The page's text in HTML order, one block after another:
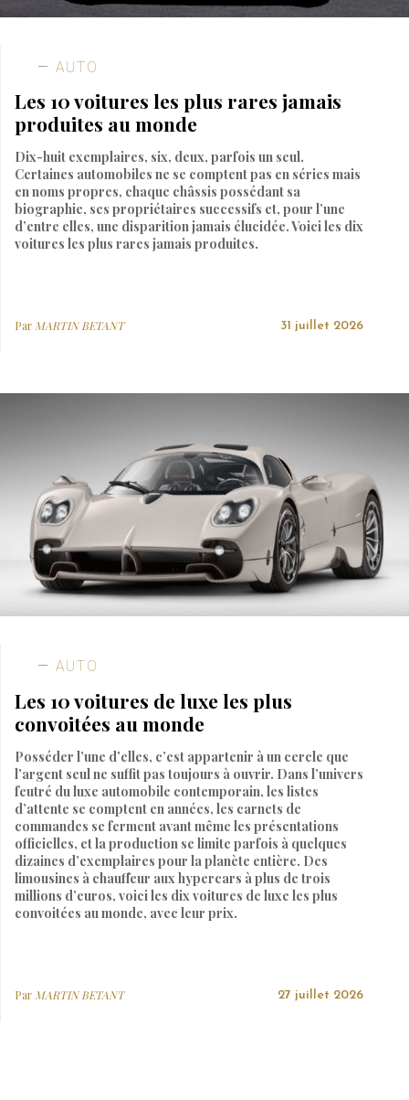
AUTO
Les 10 voitures les plus rares jamais
produites au monde
Dix-huit exemplaires, six, deux, parfois un seul.
Certaines automobiles ne se comptent pas en séries mais
en noms propres, chaque châssis possédant sa
biographie, ses propriétaires successifs et, pour l’une
d’entre elles, une disparition jamais élucidée. Voici les dix
voitures les plus rares jamais produites.
Par MARTIN BETANT 31 juillet 2026
AUTO
Les 10 voitures de luxe les plus
convoitées au monde
Posséder l’une d’elles, c’est appartenir à un cercle que
l’argent seul ne suffit pas toujours à ouvrir. Dans l’univers
feutré du luxe automobile contemporain, les listes
d’attente se comptent en années, les carnets de
commandes se ferment avant même les présentations
officielles, et la production se limite parfois à quelques
dizaines d’exemplaires pour la planète entière. Des
limousines à chauffeur aux hypercars à plus de trois
millions d’euros, voici les dix voitures de luxe les plus
convoitées au monde, avec leur prix.
Par MARTIN BETANT 27 juillet 2026